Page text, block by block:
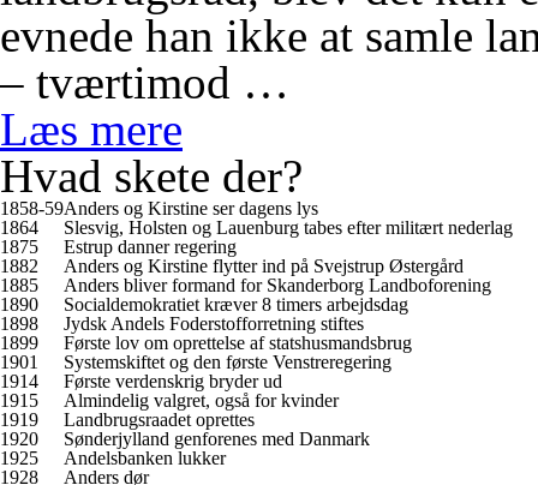
evnede han ikke at samle
– tværtimod …
Læs mere
Hvad skete der?
1858-59Anders og Kirstine ser dagens lys
1864
Slesvig, Holsten og Lauenburg tabes efter militært nederlag
1875
Estrup danner regering
1882
Anders og Kirstine flytter ind på Svejstrup Østergård
1885
Anders bliver formand for Skanderborg Landboforening
1890
Socialdemokratiet kræver 8 timers arbejdsdag
1898
Jydsk Andels Foderstofforretning stiftes
1899
Første lov om oprettelse af statshusmandsbrug
1901
Systemskiftet og den første Venstreregering
1914
Første verdenskrig bryder ud
1915
Almindelig valgret, også for kvinder
1919
Landbrugsraadet oprettes
1920
Sønderjylland genforenes med Danmark
1925
Andelsbanken lukker
1928
Anders dør